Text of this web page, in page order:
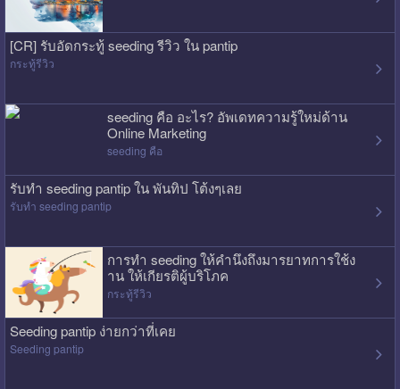
[CR] รับอัดกระทู้ seeding รีวิว ใน pantip
กระทู้รีวิว
seeding คือ อะไร? อัพเดทความรู้ใหม่ด้าน
Online Marketing
seeding คือ
รับทำ seeding pantip ใน พันทิป โต้งๆเลย
รับทำ seeding pantip
การทำ seeding ให้คำนึงถึงมารยาทการใช้ง
าน ให้เกียรติผู้บริโภค
กระทู้รีวิว
Seeding pantip ง่ายกว่าที่เคย
Seeding pantip